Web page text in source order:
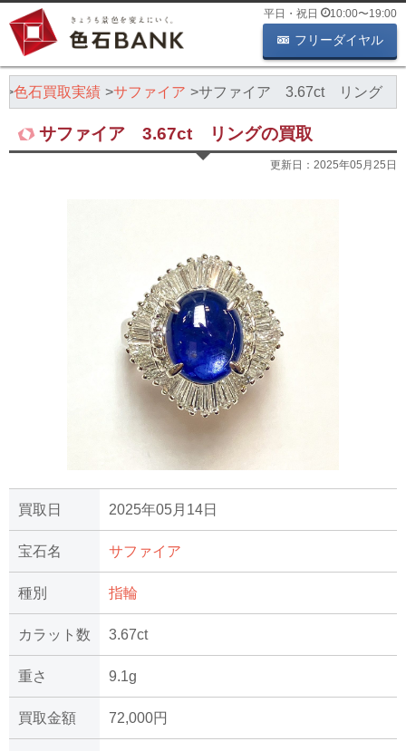
平日・祝日 10:00〜19:00
フリーダイヤル
色石買取実績 サファイア サファイア 3.67ct リング
サファイア 3.67ct リングの買取
更新日： 2025年05月25日
買取日 2025年05月14日
宝石名 サファイア
種別 指輪
カラット数 3.67ct
重さ 9.1g
買取金額 72,000円